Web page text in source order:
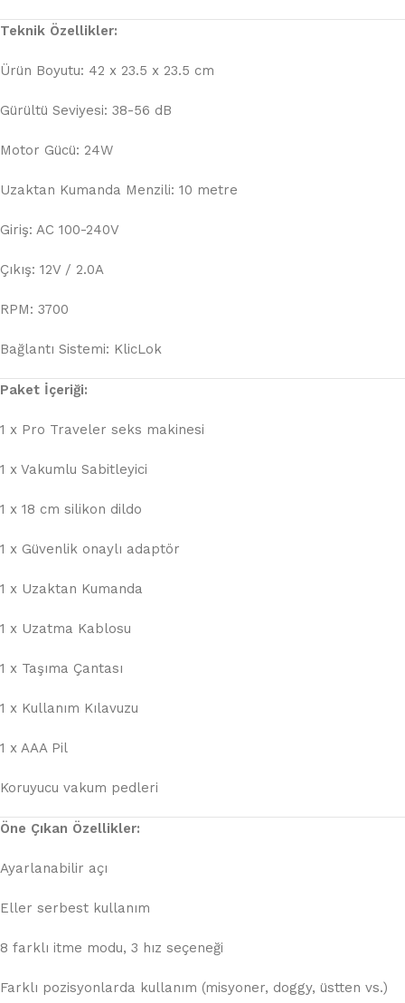
Teknik Özellikler:
Ürün Boyutu: 42 x 23.5 x 23.5 cm
Gürültü Seviyesi: 38-56 dB
Motor Gücü: 24W
Uzaktan Kumanda Menzili: 10 metre
Giriş: AC 100-240V
Çıkış: 12V / 2.0A
RPM: 3700
Bağlantı Sistemi: KlicLok
Paket İçeriği:
1 x Pro Traveler seks makinesi
1 x Vakumlu Sabitleyici
1 x 18 cm silikon dildo
1 x Güvenlik onaylı adaptör
1 x Uzaktan Kumanda
1 x Uzatma Kablosu
1 x Taşıma Çantası
1 x Kullanım Kılavuzu
1 x AAA Pil
Koruyucu vakum pedleri
Öne Çıkan Özellikler:
Ayarlanabilir açı
Eller serbest kullanım
8 farklı itme modu, 3 hız seçeneği
Farklı pozisyonlarda kullanım (misyoner, doggy, üstten vs.)